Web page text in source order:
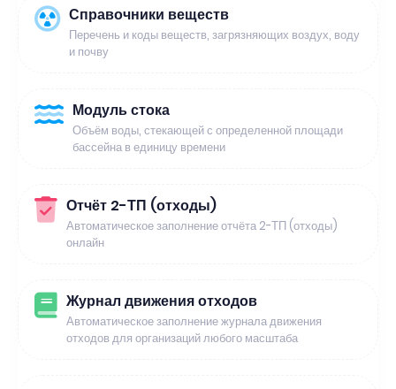
Справочники веществ
Перечень и коды веществ, загрязняющих воздух, воду
и почву
Модуль стока
Объём воды, стекающей с определенной площади
бассейна в единицу времени
Отчёт 2-ТП (отходы)
Автоматическое заполнение отчёта 2-ТП (отходы)
онлайн
Журнал движения отходов
Автоматическое заполнение журнала движения
отходов для организаций любого масштаба